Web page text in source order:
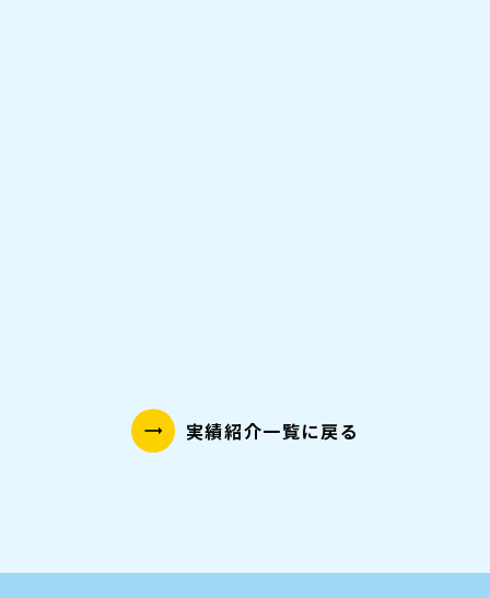
trending_flat 実績紹介一覧に戻る